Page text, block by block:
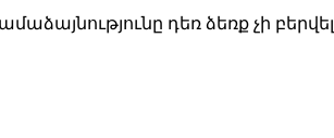
դեռ ձեռք չի